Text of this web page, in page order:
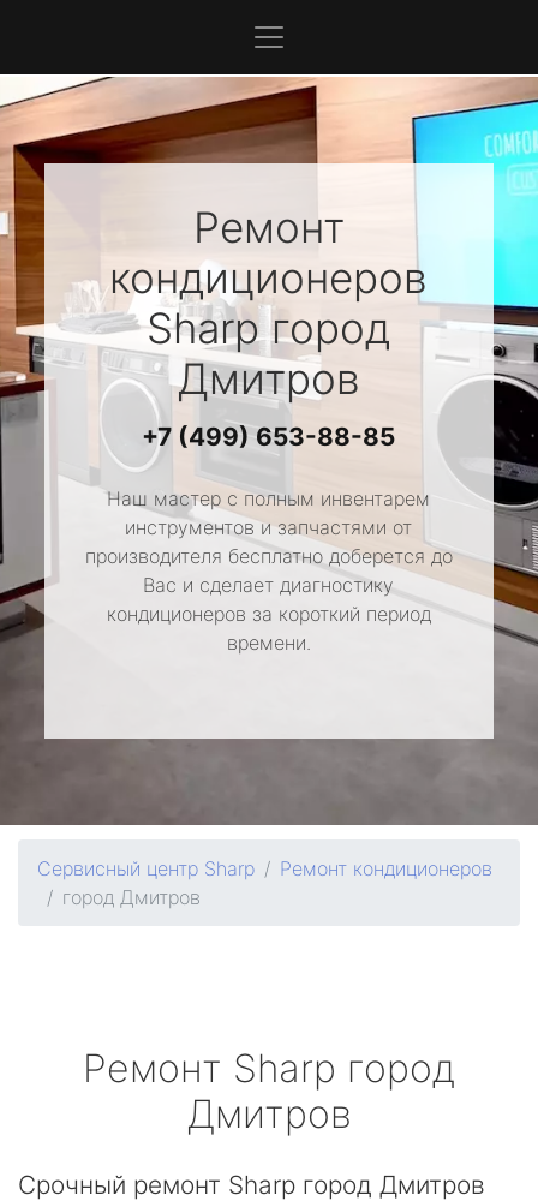
Ремонт
кондиционеров
Sharpгород
Дмитров
+7 (499) 653-88-85
Наш мастер с полным инвентарем
инструментов и запчастями от
производителя бесплатно доберется до
Вас и сделает диагностику
кондиционеров за короткий период
времени.
Сервисный центр Sharp
Ремонт кондиционеров
город Дмитров
Ремонт Sharp город
Дмитров
Срочный ремонт Sharp город Дмитров